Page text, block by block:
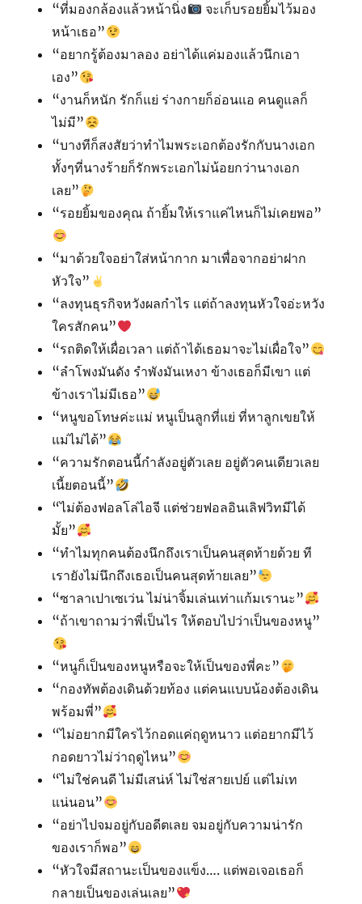
“ที่มองกล้องแล้วหน้านิ่ง
จะเก็บรอยยิ้มไว้มอง
หน้าเธอ”
“อยากรู้ต้องมาลอง อย่าได้แค่มองแล้วนึกเอา
เอง”
“งานก็หนัก รักก็แย่ ร่างกายก็อ่อนแอ คนดูแลก็
ไม่มี”
“บางทีก็สงสัยว่าทำไมพระเอกต้องรักกับนางเอก
ทั้งๆที่นางร้ายก็รักพระเอกไม่น้อยกว่านางเอก
เลย”
“รอยยิ้มของคุณ ถ้ายิ้มให้เราแค่ไหนก็ไม่เคยพอ”
“มาด้วยใจอย่าใส่หน้ากาก มาเพื่อจากอย่าฝาก
หัวใจ”
“ลงทุนธุรกิจหวังผลกำไร แต่ถ้าลงทุนหัวใจอ่ะหวัง
ใครสักคน”
“รถติดให้เผื่อเวลา แต่ถ้าได้เธอมาจะไม่เผื่อใจ”
“ลำโพงมันดัง รำพังมันเหงา ข้างเธอก็มีเขา แต่
ข้างเราไม่มีเธอ”
“หนูขอโทษค่ะแม่ หนูเป็นลูกที่แย่ ที่หาลูกเขยให้
แม่ไม่ได้”
“ความรักตอนนี้กำลังอยู่ตัวเลย อยู่ตัวคนเดียวเลย
เนี้ยตอนนี้”
“ไม่ต้องฟอลโล่ไอจี แต่ช่วยฟอลอินเลิฟวิทมีได้
มั้ย”
“ทำไมทุกคนต้องนึกถึงเราเป็นคนสุดท้ายด้วย ที
เรายังไม่นึกถึงเธอเป็นคนสุดท้ายเลย”
“ซาลาเปาเซเว่น ไม่น่าจิ้มเล่นเท่าแก้มเรานะ”
“ถ้าเขาถามว่าพี่เป็นไร ให้ตอบไปว่าเป็นของหนู”
“หนูก็เป็นของหนูหรือจะให้เป็นของพี่คะ”
“กองทัพต้องเดินด้วยท้อง แต่คนแบบน้องต้องเดิน
พร้อมพี่”
“ไม่อยากมีใครไว้กอดแค่ฤดูหนาว แต่อยากมีไว้
กอดยาวไม่ว่าฤดูไหน”
“ไม่ใช่คนดี ไม่มีเสน่ห์ ไม่ใช่สายเปย์ แต่ไม่เท
แน่นอน”
“อย่าไปจมอยู่กับอดีตเลย จมอยู่กับความน่ารัก
ของเราก็พอ”
“หัวใจมีสถานะเป็นของแข็ง…. แต่พอเจอเธอก็
กลายเป็นของเล่นเลย”